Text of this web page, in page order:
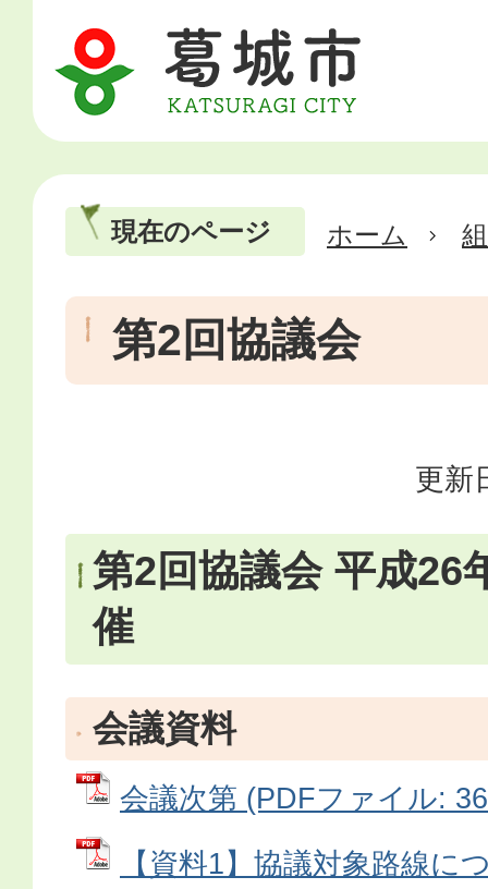
現在のページ ホーム
第2回協議会
更新
第2回協議会 平成26
催
会議資料
会議次第 (PDFファイル:
【資料1】協議対象路線に